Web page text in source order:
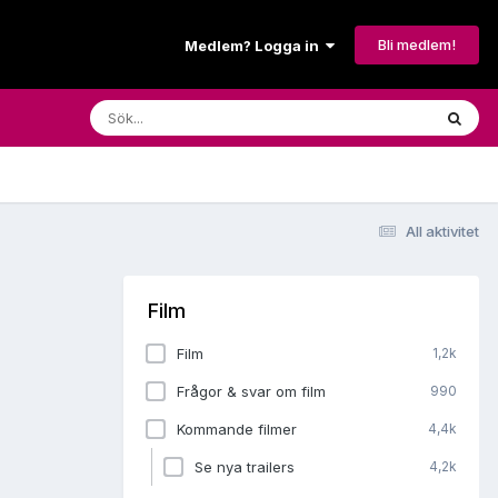
Medlem? Logga in Bli medlem!
All aktivitet
Film
Film 1,2k
Frågor & svar om film 990
Kommande filmer 4,4k
Se nya trailers 4,2k